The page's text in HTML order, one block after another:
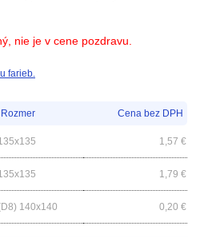
nie je v cene pozdravu.
farieb.
Rozmer Cena bez DPH
1,57 €
1,79 €
140x140 0,20 €